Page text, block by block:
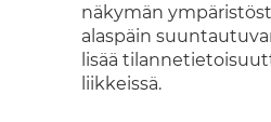
näkymän
alaspäin
lisää
liikkeissä.